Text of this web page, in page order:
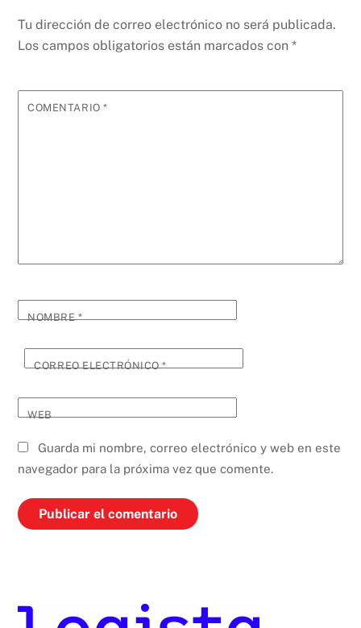
Tu dirección de correo electrónico no será publicada.
Los campos obligatorios están marcados con*
COMENTARIO*
NOMBRE*
CORREO ELECTRÓNICO*
WEB
Guarda mi nombre, correo electrónico y web en este
navegador para la próxima vez que comente.